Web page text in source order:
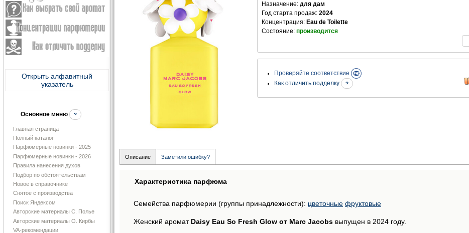
Открыть алфавитный
указатель
Основное меню ?
Главная страница
Полный каталог
Парфюмерные новинки - 2025
Парфюмерные новинки - 2026
Правила нанесения духов
Подбор по обстоятельствам
Новое в справочнике
Снятое с производства
Поиск Яндексом
Авторские материалы С. Полье
Авторские материалы О. Кирбы
VA-рекомендации
Назначение: для дам
Год старта продаж: 2024
Концентрация: Eau de Toilette
Состояние: производится
Проверяйте соответствие
Как отличить подделку
?
Описание Заметили ошибку?
Характеристика парфюма
Семейства парфюмерии (группы принадлежности): цветочные фруктовые
Женский аромат Daisy Eau So Fresh Glow от Marc Jacobs выпущен в 2024 году.